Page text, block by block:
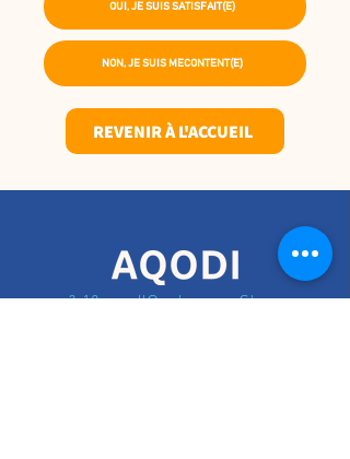
OUI, JE SUIS SATISFAIT(E)
NON, JE SUIS MECONTENT(E)
REVENIR À L'ACCUEIL
2-10 rue d'Oradour-sur-Glane